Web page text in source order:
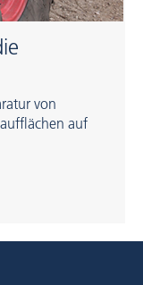
von
auf